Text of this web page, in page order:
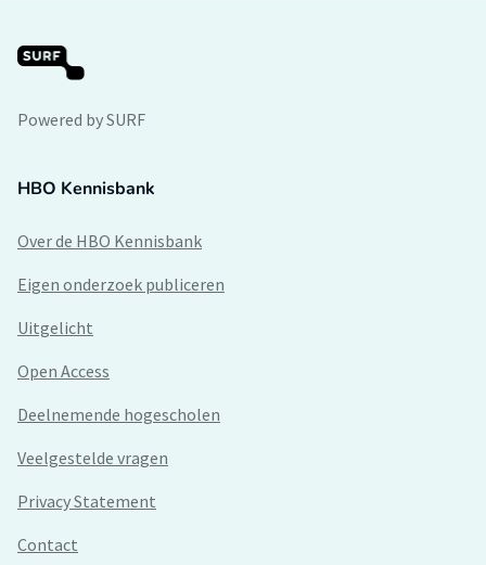
Powered by SURF
HBO Kennisbank
Over de HBO Kennisbank
Eigen onderzoek publiceren
Uitgelicht
Open Access
Deelnemende hogescholen
Veelgestelde vragen
Privacy Statement
Contact